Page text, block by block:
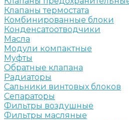
Клапаны термостата
Комбинированные блоки
Конденсатоотводчики
Масла
Модули компактные
Муфты
Обратные клапана
Радиаторы
Сальники винтовых блоков
Сепараторы
Фильтры воздушные
Фильтры масляные